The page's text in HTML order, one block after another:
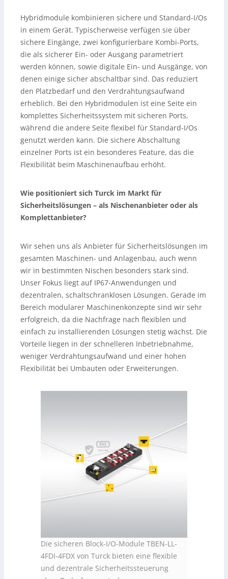
Hybridmodule kombinieren sichere und Standard-I/Os
in einem Gerät. Typischerweise verfügen sie über
sichere Eingänge, zwei konfigurierbare Kombi-Ports,
die als sicherer Ein- oder Ausgang parametriert
werden können, sowie digitale Ein- und Ausgänge, von
denen einige sicher abschaltbar sind. Das reduziert
den Platzbedarf und den Verdrahtungsaufwand
erheblich. Bei den Hybridmodulen ist eine Seite ein
komplettes Sicherheitssystem mit sicheren Ports,
während die andere Seite flexibel für Standard-I/Os
genutzt werden kann. Die sichere Abschaltung
einzelner Ports ist ein besonderes Feature, das die
Flexibilität beim Maschinenaufbau erhöht.
Wie positioniert sich Turck im Markt für
Sicherheitslösungen – als Nischenanbieter oder als
Komplettanbieter?
Wir sehen uns als Anbieter für Sicherheitslösungen im
gesamten Maschinen- und Anlagenbau, auch wenn
wir in bestimmten Nischen besonders stark sind.
Unser Fokus liegt auf IP67-Anwendungen und
dezentralen, schaltschranklosen Lösungen. Gerade im
Bereich modularer Maschinenkonzepte sind wir sehr
erfolgreich, da die Nachfrage nach flexiblen und
einfach zu installierenden Lösungen stetig wächst. Die
Vorteile liegen in der schnelleren Inbetriebnahme,
weniger Verdrahtungsaufwand und einer hohen
Flexibilität bei Umbauten oder Erweiterungen.
Die sicheren Block-I/O-Module TBEN-LL-
4FDI-4FDX von Turck bieten eine flexible
und dezentrale Sicherheitssteuerung